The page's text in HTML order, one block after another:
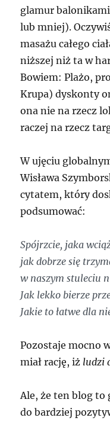
glamur
lub mniej).
masażu całego
niższej niż ta w
Bowiem: Plażo,
Krupa) dyskonty
ona nie na rzecz
raczej na rzecz
W ujęciu
Wisława
cytatem, który
podsumować:
Spójrzcie, jaka
jak dobrze się
w naszym stuleciu
Jak lekko bierze
Jakie to łatwe dla
Pozostaje mocno
miał rację, iż ludzi
Ale, że ten blog to
do bardziej